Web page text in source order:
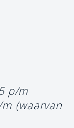
p/m
(waarvan